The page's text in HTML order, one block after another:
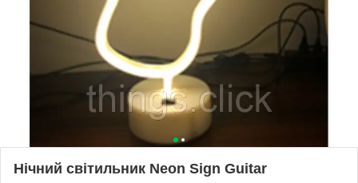
Нічний світильник Neon Sign Guitar